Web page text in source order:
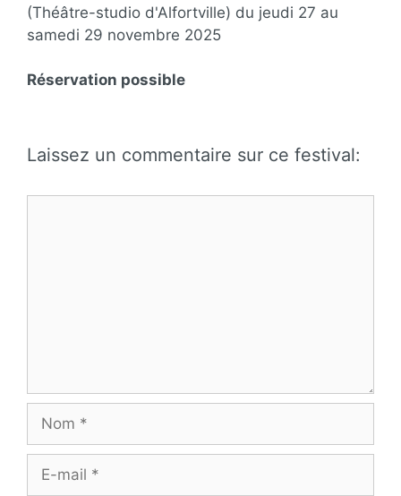
(Théâtre-studio d'Alfortville) du jeudi 27 au
samedi 29 novembre 2025
Réservation possible
Laissez un commentaire sur ce festival:
mail